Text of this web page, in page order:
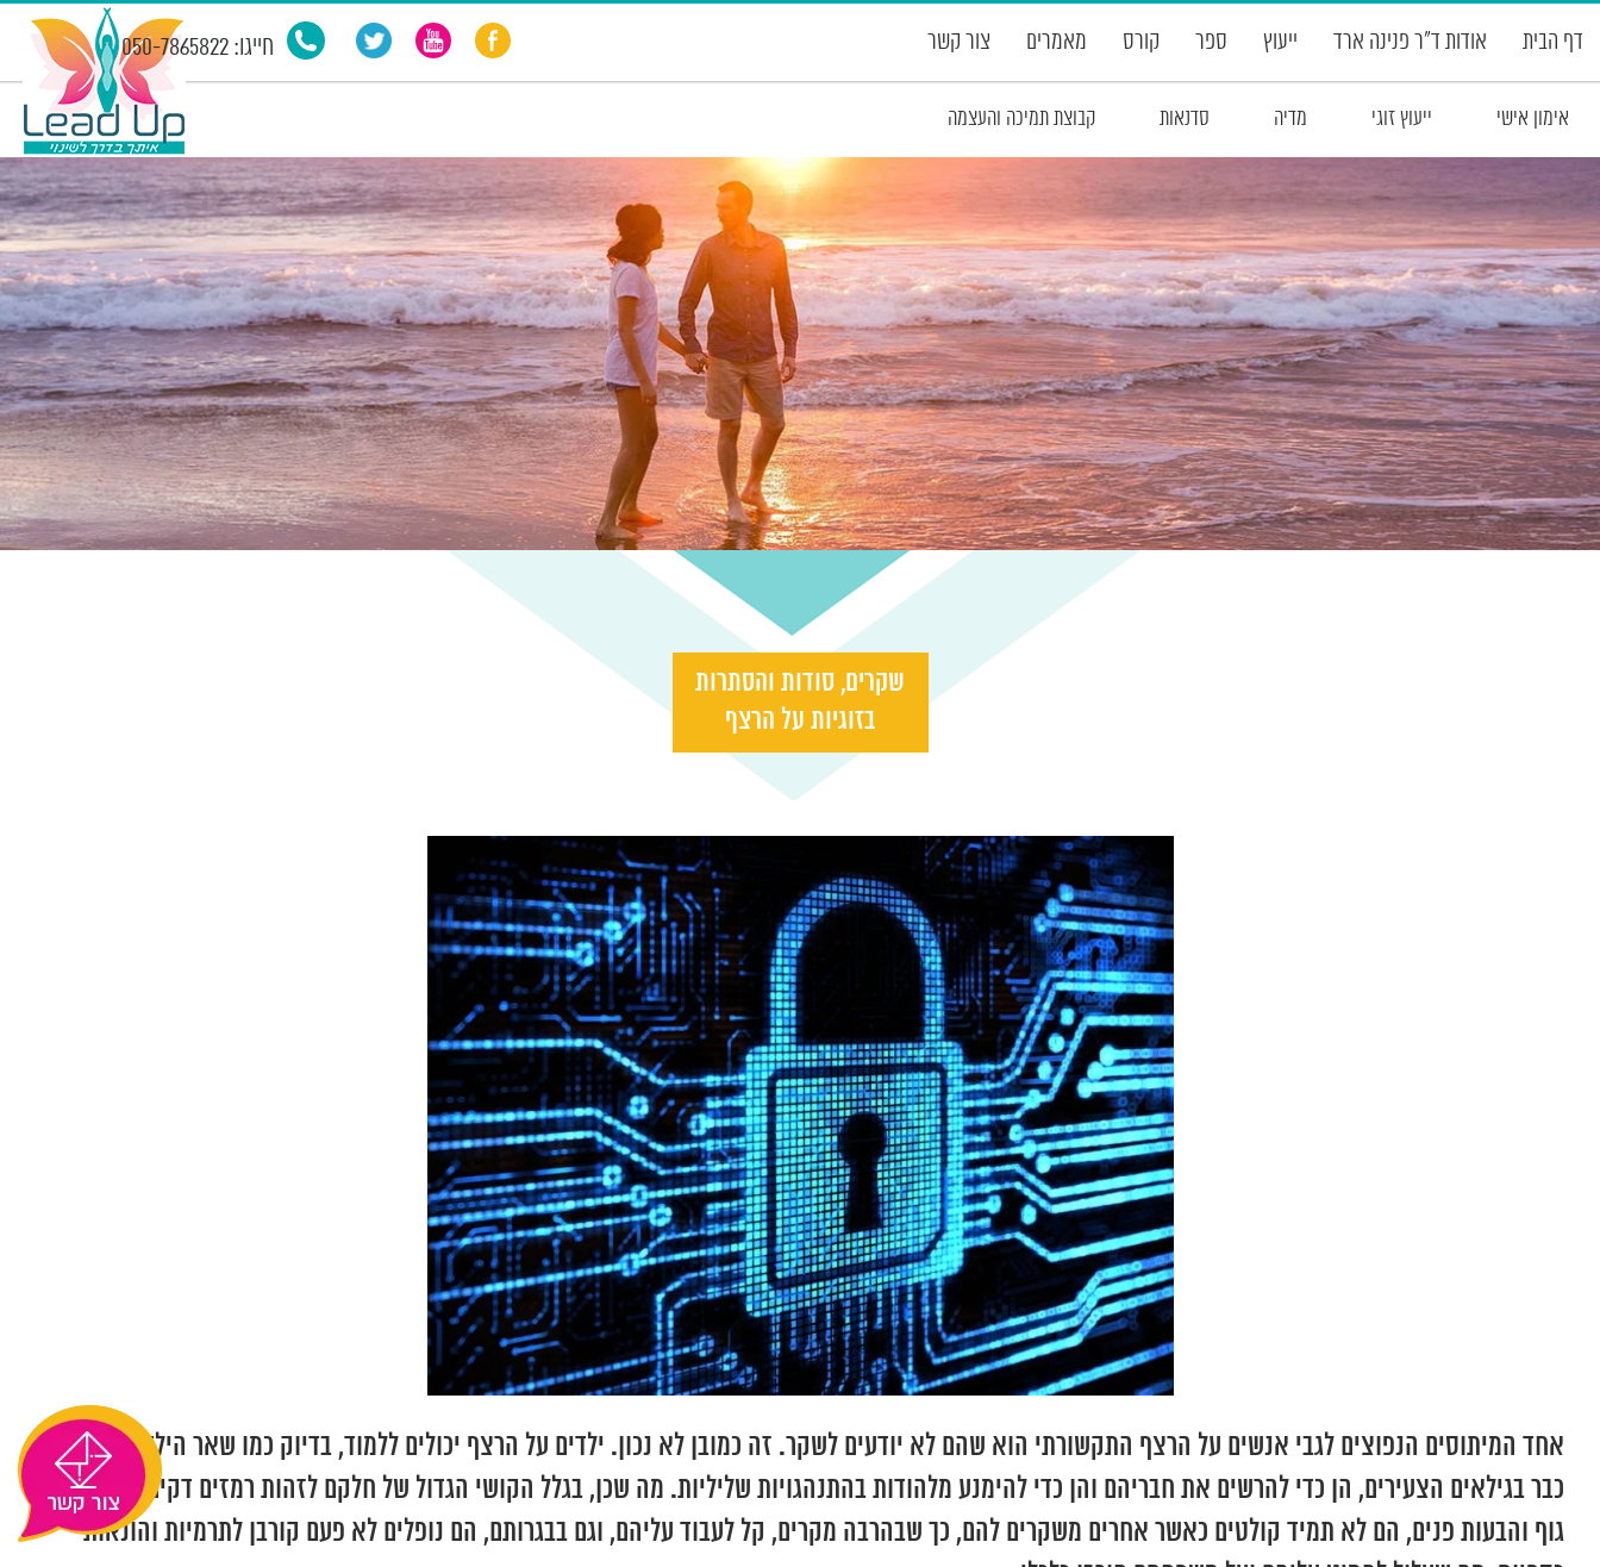
דף הבית אודות ד”ר פנינה ארד ייעוץ ספר קורס מאמרים צור קשר חייגו: 050-7865822
אימון אישי ייעוץ זוגי מדיה סדנאות קבוצת תמיכה והעצמה
שקרים, סודות והסתרות
בזוגיות על הרצף
אחד המיתוסים הנפוצים לגבי אנשים על הרצף התקשורתי הוא שהם לא יודעים לשקר. זה כמובן לא נכון. ילדים על הרצף יכולים ללמוד, בדיוק כמו שאר הילדים- לשקר-
כבר בגילאים הצעירים, הן כדי להרשים את חבריהם והן כדי להימנע מלהודות בהתנהגויות שליליות. מה שכן, בגלל הקושי הגדול של חלקם לזהות רמזים דקים של שפת
גוף והבעות פנים, הם לא תמיד קולטים כאשר אחרים משקרים להם, כך שבהרבה מקרים, קל לעבוד עליהם, וגם בבגרותם, הם נופלים לא פעם קורבן לתרמיות והונאות